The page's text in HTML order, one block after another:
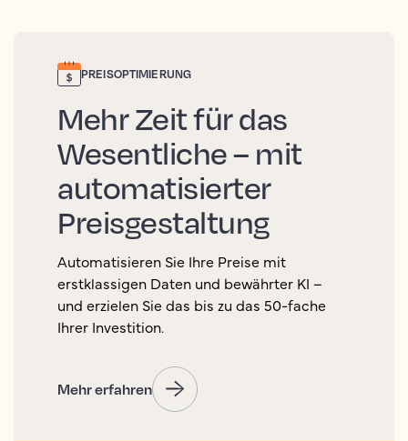
PREISOPTIMIERUNG
Mehr Zeit für das
Wesentliche – mit
automatisierter
Preisgestaltung
Automatisieren Sie Ihre Preise mit
erstklassigen Daten und bewährter KI –
und erzielen Sie das bis zu das 50-fache
Ihrer Investition.
Mehr erfahren